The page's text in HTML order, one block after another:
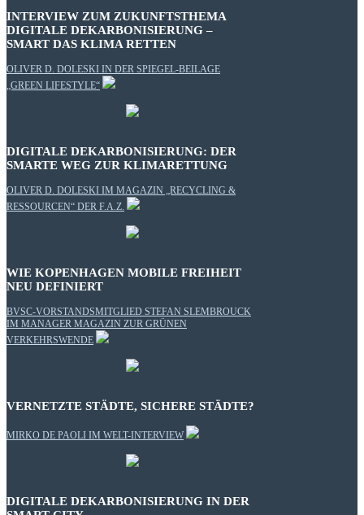
INTERVIEW ZUM ZUKUNFTSTHEMA
DIGITALE DEKARBONISIERUNG –
SMART DAS KLIMA RETTEN
OLIVER D. DOLESKI IN DER SPIEGEL-BEILAGE
„GREEN LIFESTYLE“
DIGITALE DEKARBONISIERUNG: DER
SMARTE WEG ZUR KLIMARETTUNG
OLIVER D. DOLESKI IM MAGAZIN „RECYCLING &
RESSOURCEN“ DER F.A.Z.
WIE KOPENHAGEN MOBILE FREIHEIT
NEU DEFINIERT
BVSC-VORSTANDSMITGLIED STEFAN SLEMBROUCK
IM MANAGER MAGAZIN ZUR GRÜNEN
VERKEHRSWENDE
VERNETZTE STÄDTE, SICHERE STÄDTE?
MIRKO DE PAOLI IM WELT-INTERVIEW
DIGITALE DEKARBONISIERUNG IN DER